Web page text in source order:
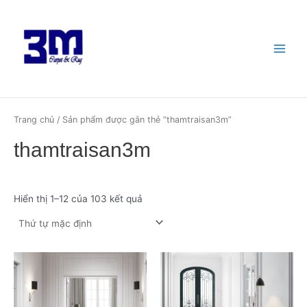
Trang chủ / Sản phẩm được gắn thẻ “thamtraisan3m”
thamtraisan3m
Hiển thị 1–12 của 103 kết quả